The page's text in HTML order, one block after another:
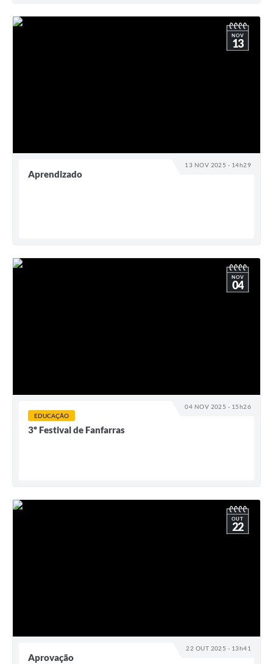
13 NOV 2025 - 14h29
NOV
13
Aprendizado
04 NOV 2025 - 15h26
NOV
04
EDUCAÇÃO
3º Festival de Fanfarras
22 OUT 2025 - 13h41
OUT
22
Aprovação